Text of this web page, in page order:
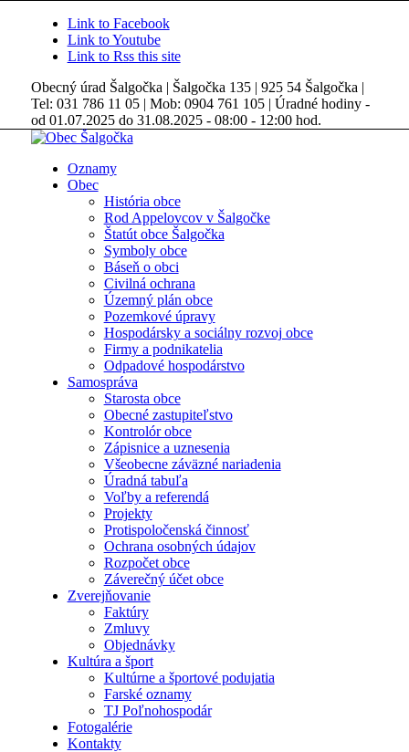
Link to Facebook
Link to Youtube
Link to Rss this site
Obecný úrad Šalgočka | Šalgočka 135 | 925 54 Šalgočka |
Tel: 031 786 11 05 | Mob: 0904 761 105 | Úradné hodiny -
od 01.07.2025 do 31.08.2025 - 08:00 - 12:00 hod.
Oznamy
Obec
História obce
Rod Appelovcov v Šalgočke
Štatút obce Šalgočka
Symboly obce
Báseň o obci
Civilná ochrana
Územný plán obce
Pozemkové úpravy
Hospodársky a sociálny rozvoj obce
Firmy a podnikatelia
Odpadové hospodárstvo
Samospráva
Starosta obce
Obecné zastupiteľstvo
Kontrolór obce
Zápisnice a uznesenia
Všeobecne záväzné nariadenia
Úradná tabuľa
Voľby a referendá
Projekty
Protispoločenská činnosť
Ochrana osobných údajov
Rozpočet obce
Záverečný účet obce
Zverejňovanie
Faktúry
Zmluvy
Objednávky
Kultúra a šport
Kultúrne a športové podujatia
Farské oznamy
TJ Poľnohospodár
Fotogalérie
Kontakty